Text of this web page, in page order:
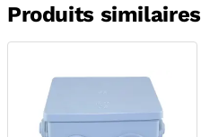
Produits similaires